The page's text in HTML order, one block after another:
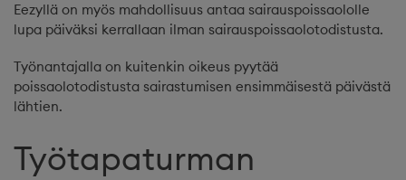
Eezyllä on myös mahdollisuus antaa sairauspoissaololle
lupa päiväksi kerrallaan ilman sairauspoissaolotodistusta.
Työnantajalla on kuitenkin oikeus pyytää
poissaolotodistusta sairastumisen ensimmäisestä päivästä
lähtien.
Työtapaturman